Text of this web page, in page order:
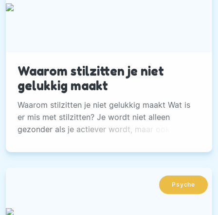
Waarom stilzitten je niet
gelukkig maakt
Waarom stilzitten je niet gelukkig maakt Wat is
er mis met stilzitten? Je wordt niet alleen
gezonder als je actiever wordt, maar ook
gemiddelde Nederlander werkt zittend, kijkt ’s
duikt dan zittend in een boek, of achter de
Psyche